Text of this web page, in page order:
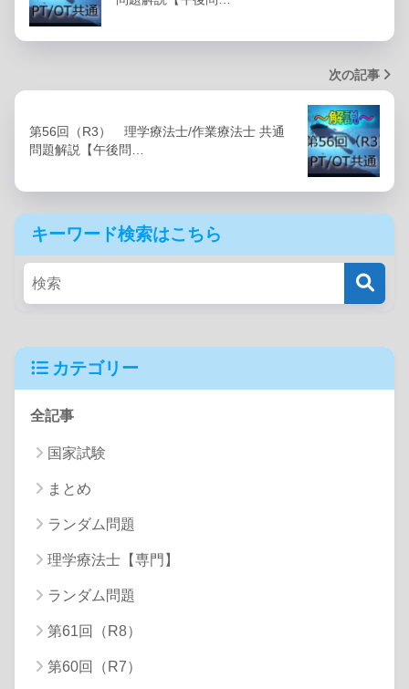
次の記事
第56回（R3） 理学療法士/作業療法士 共通
問題解説【午後問…
キーワード検索はこちら
カテゴリー
全記事
国家試験
まとめ
ランダム問題
理学療法士【専門】
ランダム問題
第61回（R8）
第60回（R7）